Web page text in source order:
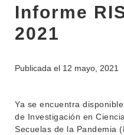
Informe
2021
Publicada el 12 mayo, 2021
Ya se encuentra
de Investigación en
Secuelas de la Pandemia